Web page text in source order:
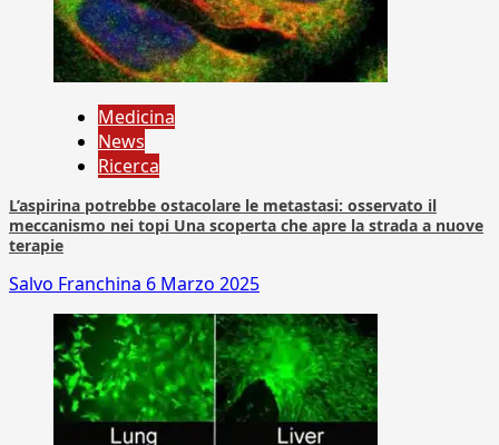
Medicina
News
Ricerca
L’aspirina potrebbe ostacolare le metastasi: osservato il
meccanismo nei topi Una scoperta che apre la strada a nuove
terapie
Salvo Franchina 6 Marzo 2025